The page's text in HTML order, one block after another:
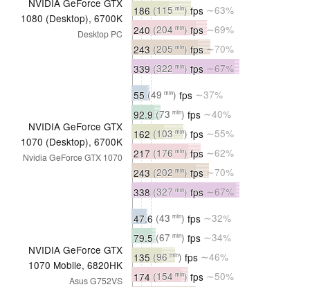
1080 (Desktop), 6700K
Desktop PC
186 (115 min)fps ∼63%
240 (204 min) fps ∼69%
243 (205 min) fps∼70%
339 (322 min) fps ∼67%
NVIDIA GeForce GTX
1070 (Desktop), 6700K
Nvidia GeForce GTX 1070
55 (49 min) fps ∼37%
92.9(73 min) fps ∼40%
162 (103 min) fps ∼55%
217 (176 min) fps ∼62%
243 (202 min) fps∼70%
338 (327 min) fps ∼67%
NVIDIA GeForce GTX
1070 Mobile, 6820HK
Asus G752VS
47.6 (43 min) fps ∼32%
79.5(67 min) fps ∼34%
135 (96 min) fps ∼46%
174 (154 min) fps ∼50%